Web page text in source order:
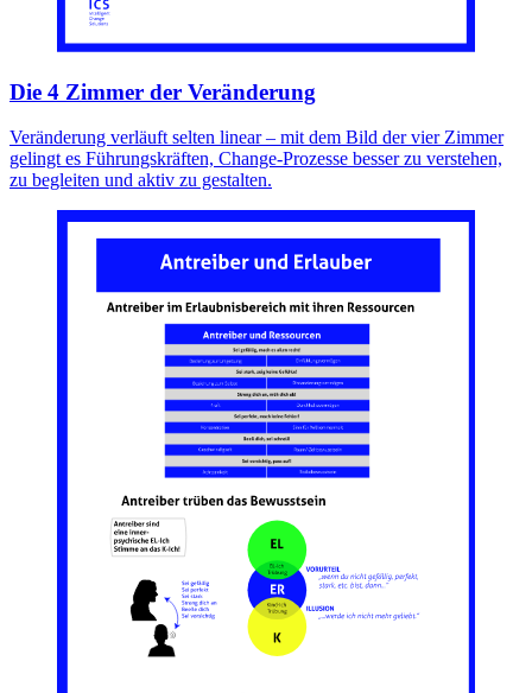
Die 4 Zimmer der Veränderung
Veränderung verläuft selten linear – mit dem Bild der vier Zimmer
gelingt es Führungskräften, Change-Prozesse besser zu verstehen,
zu begleiten und aktiv zu gestalten.